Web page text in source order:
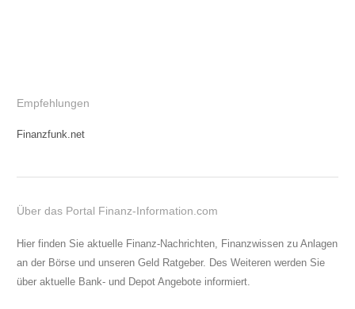
Empfehlungen
Finanzfunk.net
Über das Portal Finanz-Information.com
Hier finden Sie aktuelle Finanz-Nachrichten, Finanzwissen zu Anlagen
an der Börse und unseren Geld Ratgeber. Des Weiteren werden Sie
über aktuelle Bank- und Depot Angebote informiert.